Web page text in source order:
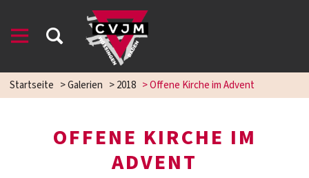
Startseite >Galerien >2018 >Offene Kirche im Advent
OFFENE KIRCHE IM
ADVENT